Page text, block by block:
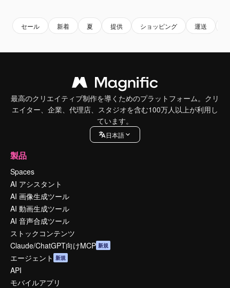
セール 新着 夏 提供 ショッピング 運送
最高のクリエイティブ制作を導くためのプラットフォーム。クリ
エイター、企業、代理店、スタジオを含む100万人以上が利用し
ています。
日本語
製品
Spaces
AI アシスタント
AI 画像生成ツール
AI 動画生成ツール
AI 音声合成ツール
ストックコンテンツ
Claude/ChatGPT向けMCP 新規
エージェント 新規
API
モバイルアプリ